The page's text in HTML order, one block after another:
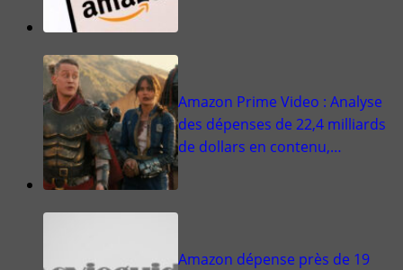
Amazon Prime Video : Analyse
des dépenses de 22,4 milliards
de dollars en contenu,…
Amazon dépense près de 19